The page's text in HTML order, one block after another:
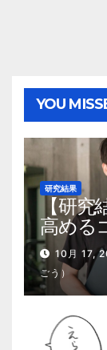
YOU
研究結果
【研
高める
10月 17,
ごう）